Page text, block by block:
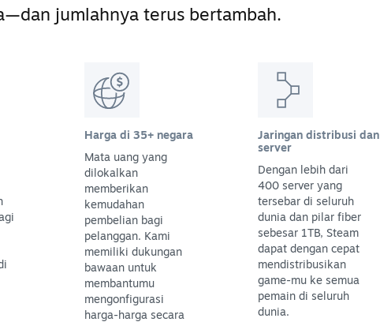
jumlahnya terus bertambah.
Harga di 35+ negara
Mata uang yang
dilokalkan
memberikan
kemudahan
pembelian bagi
pelanggan. Kami
memiliki dukungan
bawaan untuk
membantumu
mengonfigurasi
harga-harga secara
Jaringan distribusi dan
server
Dengan lebih dari
400 server yang
tersebar di seluruh
dunia dan pilar fiber
sebesar 1TB, Steam
dapat dengan cepat
mendistribusikan
game-mu ke semua
pemain di seluruh
dunia.